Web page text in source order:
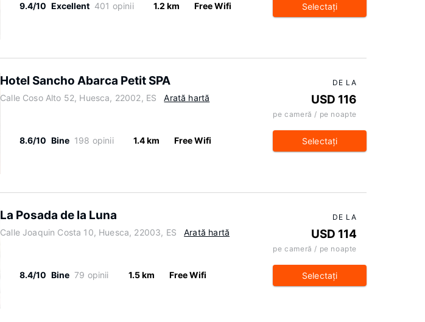
9.4/10 Excellent 401 opinii 1.2 km Free Wifi Selectaţi
Hotel Sancho Abarca Petit SPA
Calle Coso Alto 52, Huesca, 22002, ES Arată hartă
8.6/10 Bine 198 opinii 1.4 km Free Wifi
DE LA
USD 116
pe cameră / pe noapte
Selectaţi
La Posada de la Luna
Calle Joaquin Costa 10, Huesca, 22003, ES Arată hartă
8.4/10 Bine 79 opinii 1.5 km Free Wifi
DE LA
USD 114
pe cameră / pe noapte
Selectaţi